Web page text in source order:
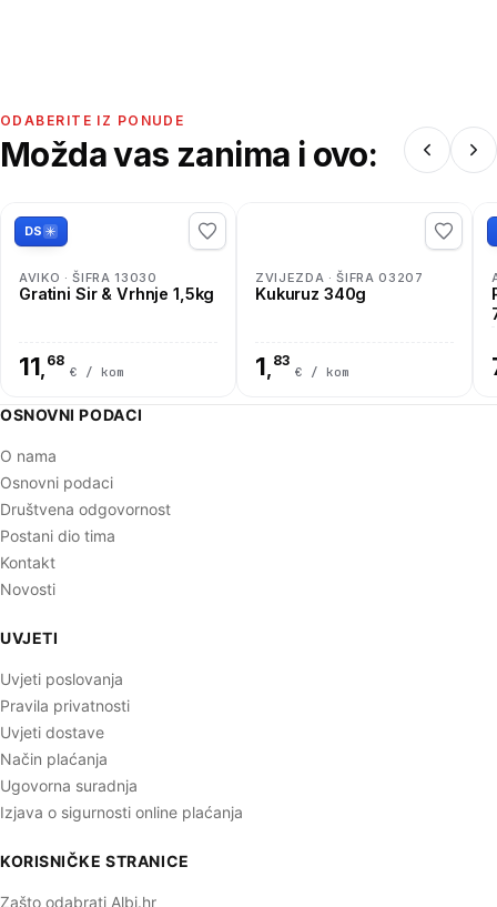
ODABERITE IZ PONUDE
Možda vas zanima i ovo:
DS
AVIKO · ŠIFRA 13030
Gratini Sir & Vrhnje 1,5kg
11, 68
€ / kom
ZVIJEZDA · ŠIFRA 03207
Kukuruz 340g
1, 83
€ / kom
OSNOVNI PODACI
O nama
Osnovni podaci
Društvena odgovornost
Postani dio tima
Kontakt
Novosti
UVJETI
Uvjeti poslovanja
Pravila privatnosti
Uvjeti dostave
Način plaćanja
Ugovorna suradnja
Izjava o sigurnosti online plaćanja
KORISNIČKE STRANICE
Zašto odabrati Albi.hr